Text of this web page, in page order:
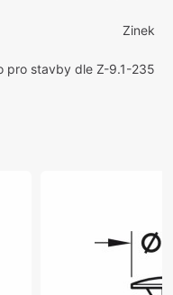
Zinek
pro stavby dle Z-9.1-235